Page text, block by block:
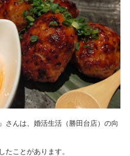
』さんは、婚活生活（勝田台店）の向
たことがあります。